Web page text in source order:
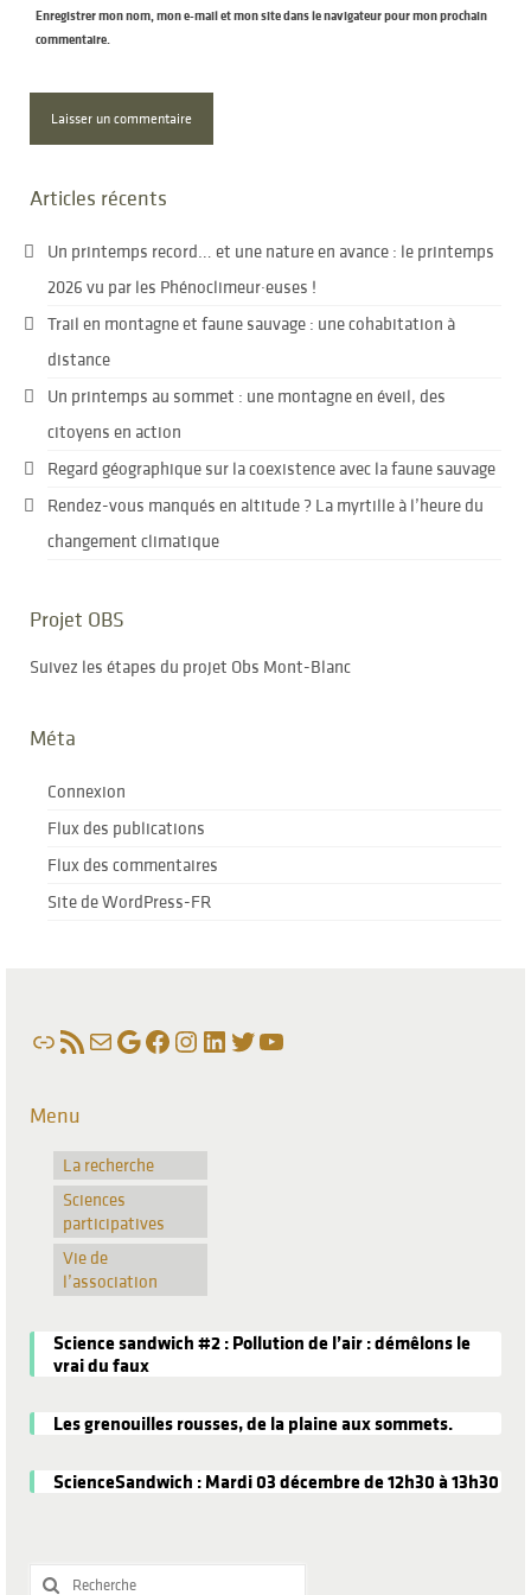
Enregistrer mon nom, mon e-mail et mon site dans le navigateur pour mon prochain
commentaire.
Articles récents
Un printemps record… et une nature en avance : le printemps
2026 vu par les Phénoclimeur·euses !
Trail en montagne et faune sauvage : une cohabitation à
distance
Un printemps au sommet : une montagne en éveil, des
citoyens en action
Regard géographique sur la coexistence avec la faune sauvage
Rendez-vous manqués en altitude ? La myrtille à l’heure du
changement climatique
Projet OBS
Suivez les étapes du projet Obs Mont-Blanc
Méta
Connexion
Flux des publications
Flux des commentaires
Site de WordPress-FR
LienFlux RSSE-mailGoogle
Facebook
Instagram
LinkedIn
Twitter
YouTube
Menu
La recherche
Sciences
participatives
Vie de
l’association
Science sandwich #2 : Pollution de l’air : démêlons le
vrai du faux
Les grenouilles rousses, de la plaine aux sommets.
ScienceSandwich : Mardi 03 décembre de 12h30 à 13h30
Rechercher